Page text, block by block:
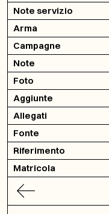
Note servizio
Arma
Campagne
Note
Foto
Aggiunte
Allegati
Fonte
Riferimento
Matricola